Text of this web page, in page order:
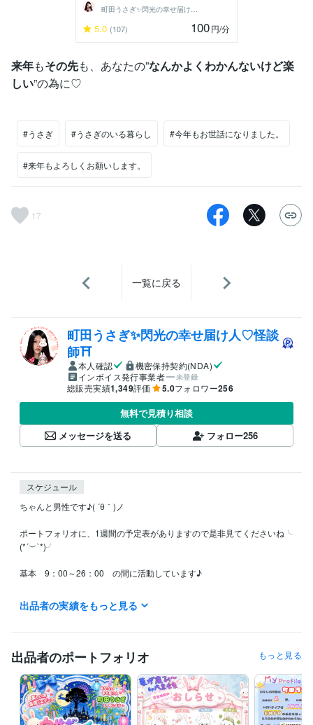
5.0 (107) 100円/分
来年もその先も、あなたの”なんかよくわかんないけど楽
しい”の為に♡
#うさぎ #うさぎのいる暮らし #今年もお世話になりました。
#来年もよろしくお願いします。
17
一覧に戻る
町田うさぎ✨閃光の幸せ届け人♡怪談
師⛩️
本人確認
機密保持契約(NDA)
インボイス発行事業者
未登録
総販売実績1,349評価 5.0フォロワー256
無料で見積り相談
メッセージを送る
フォロー256
スケジュール
ちゃんと男性です♪( ´θ｀)ノ
ポートフォリオに、1週間の予定表がありますので是非見てくださいね╰
(*´︶`*)╯
基本　9：00～26：00　の間に活動しています♪
"自分の苦しいことは､
        人を見捨てていい理由にはならない！"
社会人や人間をやっているとツラいツラい毎日です
わたしだってあなただって…
だからコソわたしはこの言葉を刻み､見捨てません
あなたの幸せがわたしの活力です
出品者の実績をもっと見る
出品者のポートフォリオ もっと見る